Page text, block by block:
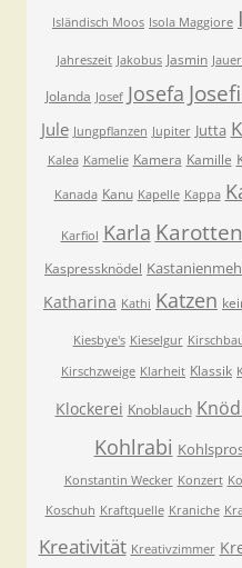
Isländisch Moos Isola Maggiore
Jahreszeit Jakobus Jasmin
Jolanda Josef Josefa
Jule Jungpflanzen Jupiter Jutta
Kalea Kamelie Kamera Kamille
Kanada Kanu Kapelle Kappa
Karfiol Karla Karotten
Kaspressknödel
Katharina Kathi Katzen
Kiesbye's Kieselgur
Kirschzweige Klarheit Klassik
Klockerei Knoblauch
Kohlrabi
Konstantin Wecker Konzert
Koschuh Kraftquelle Kraniche
Kreativität Kreativzimmer